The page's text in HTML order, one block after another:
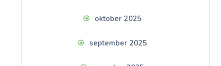
oktober 2025
september 2025